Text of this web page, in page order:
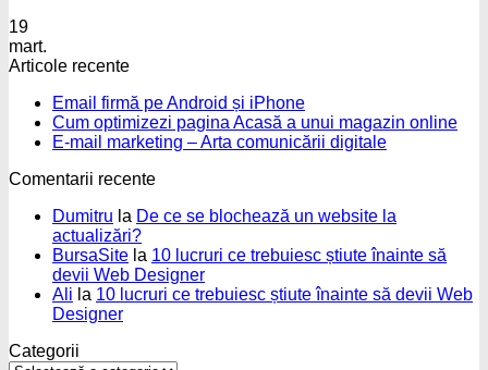
19
mart.
Articole recente
Email firmă pe Android și iPhoneNiciun
comentariu
la
Android
iPhone
Cum optimizezi pagina Acasă a unui magazin online
E-mail marketing – Arta comunicării digitaleNiciun
mail
–
comunicării
Comentarii recente
Dumitru la De ce se blochează un website la
actualizări?
BursaSite la 10 lucruri ce trebuiesc știute înainte să
devii Web Designer
Ali la 10 lucruri ce trebuiesc știute înainte să devii Web
Designer
Categorii